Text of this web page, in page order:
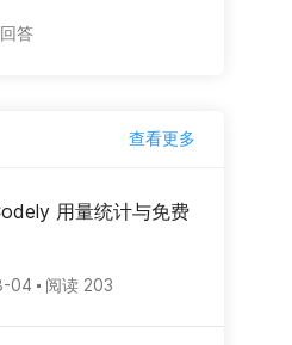
答
查看更多
用量统计与免费
04 阅读 203